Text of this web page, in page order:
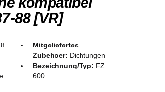
88 [VR]
Mitgeliefertes
Zubehoer: Dichtungen
Bezeichnung/Typ: FZ
600